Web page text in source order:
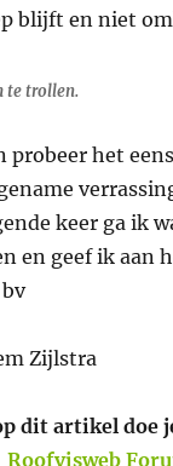
blijft en niet
te trollen.
probeer het
keer ga ik
en geef ik aan
Zijlstra
dit artikel doe
Roofvisweb